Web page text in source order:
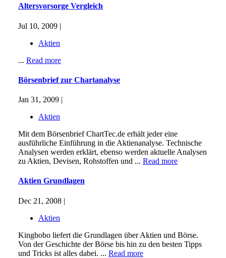
Altersvorsorge Vergleich
Jul 10, 2009 |
Aktien
... Read more
Börsenbrief zur Chartanalyse
Jan 31, 2009 |
Aktien
Mit dem Börsenbrief ChartTec.de erhält jeder eine
ausführliche Einführung in die Aktienanalyse. Technische
Analysen werden erklärt, ebenso werden aktuelle Analysen
zu Aktien, Devisen, Rohstoffen und ... Read more
Aktien Grundlagen
Dec 21, 2008 |
Aktien
Kingbobo liefert die Grundlagen über Aktien und Börse.
Von der Geschichte der Börse bis hin zu den besten Tipps
und Tricks ist alles dabei. ... Read more